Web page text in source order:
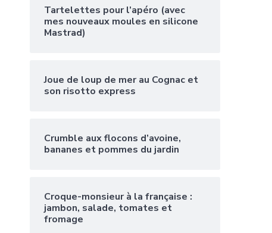
Tartelettes pour l’apéro (avec
mes nouveaux moules en silicone
Mastrad)
Joue de loup de mer au Cognac et
son risotto express
Crumble aux flocons d’avoine,
bananes et pommes du jardin
Croque-monsieur à la française :
jambon, salade, tomates et
fromage